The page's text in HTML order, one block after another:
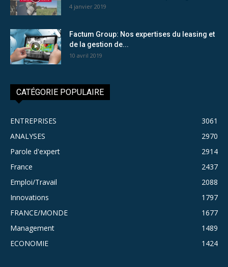
4 janvier 2019
Factum Group: Nos expertises du leasing et
de la gestion de...
10 avril 2019
CATÉGORIE POPULAIRE
ENTREPRISES
3061
ANALYSES
2970
Parole d'expert
2914
France
2437
Emploi/Travail
2088
Innovations
1797
FRANCE/MONDE
1677
Management
1489
ECONOMIE
1424